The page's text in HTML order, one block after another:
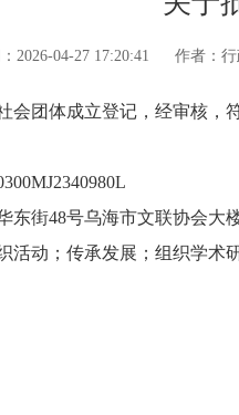
2026-04-27 17:20:41 作者：
团体成立登记，经审核，
街48号乌海市文联协会大
动；传承发展；组织学术